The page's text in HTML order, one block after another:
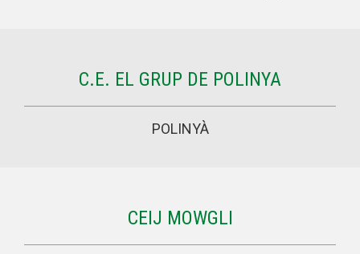
C.E. EL GRUP DE POLINYA
POLINYÀ
CEIJ MOWGLI